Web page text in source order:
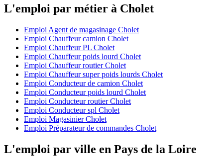
L'emploi par métier à Cholet
Emploi Agent de magasinage Cholet
Emploi Chauffeur camion Cholet
Emploi Chauffeur PL Cholet
Emploi Chauffeur poids lourd Cholet
Emploi Chauffeur routier Cholet
Emploi Chauffeur super poids lourds Cholet
Emploi Conducteur de camion Cholet
Emploi Conducteur poids lourd Cholet
Emploi Conducteur routier Cholet
Emploi Conducteur spl Cholet
Emploi Magasinier Cholet
Emploi Préparateur de commandes Cholet
L'emploi par ville en Pays de la Loire